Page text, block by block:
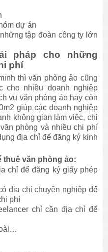
dự án
tập đoàn công ty lớn
pháp cho những
phí
thì văn phòng ảo cũng
cho nhiều doanh nghiệp
vụ văn phòng ảo hay còn
giúp các doanh nghiệp
không gian làm việc, chi
phòng và nhiều chi phí
địa chỉ để đăng ký kinh
văn phòng ảo:
chỉ để đăng ký giấy phép
địa chỉ chuyên nghiệp để
phí
chỉ cần địa chỉ để